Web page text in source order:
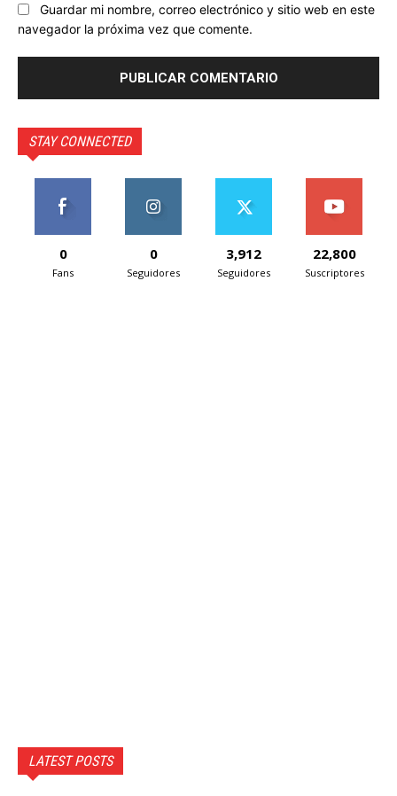
Guardar mi nombre, correo electrónico y sitio web en este
navegador la próxima vez que comente.
STAY CONNECTED
0
Fans
0
Seguidores
3,912
Seguidores
22,800
Suscriptores
LATEST POSTS